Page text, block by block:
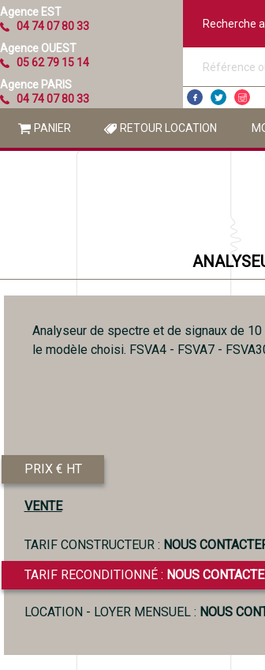
Agence EST
04 74 07 80 33
Agence OUEST
05 62 79 15 14
Agence PARIS
04 74 07 80 33
Recherche
PANIER RETOUR LOCATION
Analyseur de spectre et de signaux de
le modèle choisi. FSVA4 - FSVA7 -
PRIX € HT
VENTE
TARIF CONSTRUCTEUR : NOUS
TARIF RECONDITIONNÉ : NOUS
LOCATION - LOYER MENSUEL : NOUS